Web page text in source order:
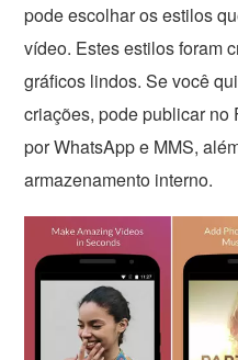
pode escolhar os estilos
vídeo. Estes estilos foram
gráficos lindos. Se você
criações, pode publicar no
por WhatsApp e MMS,
armazenamento interno.